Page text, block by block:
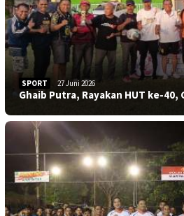
SPORT 27 Juni 2026
Ghaib Putra, Rayakan HUT ke-40,